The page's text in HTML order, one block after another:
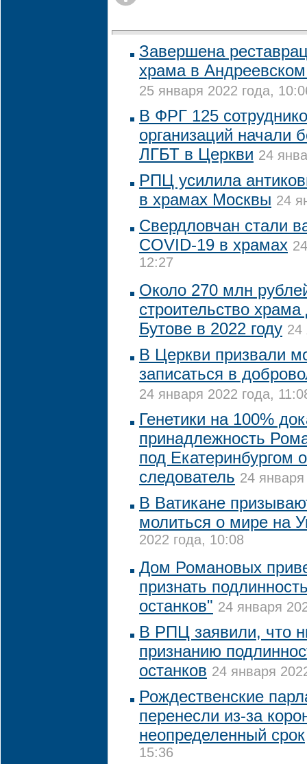
Завершена
храма в
25 января 2022 года,
В ФРГ 125
организаций начали
ЛГБТ в Церкви 24
РПЦ усилила
в храмах Москвы 24
Свердловчан стали
COVID-19 в храмах
12:27
Около 270 млн
строительство
Бутове в 2022 году 24
В Церкви призвали
записаться в
24 января 2022 года,
Генетики на 100%
принадлежность
под Екатеринбургом
следователь 24
В Ватикане
молиться о мире на
2022 года, 10:08
Дом Романовых
признать
останков" 24 января
В РПЦ заявили, что
признанию
останков 24 января
Рождественские
перенесли из-за
неопределенный срок
15:36